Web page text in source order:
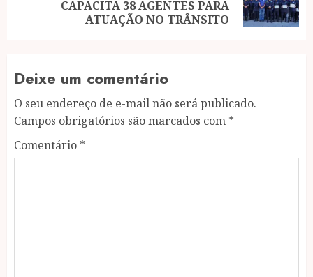
CAPACITA 38 AGENTES PARA
ATUAÇÃO NO TRÂNSITO
Deixe um comentário
O seu endereço de e-mail não será publicado.
Campos obrigatórios são marcados com *
Comentário *